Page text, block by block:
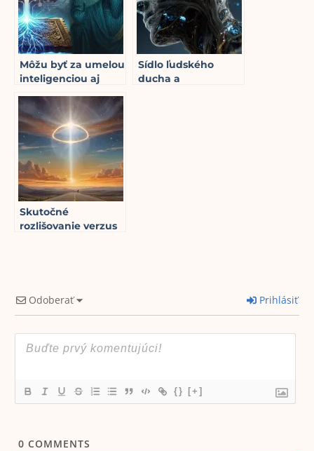
Môžu byť za umelou
inteligenciou aj
roviny?
4min read
Sídlo ľudského
ducha a
Skutočné
rozlišovanie verzus
Odoberať Prihlásiť
{} [+]
0 COMMENTS